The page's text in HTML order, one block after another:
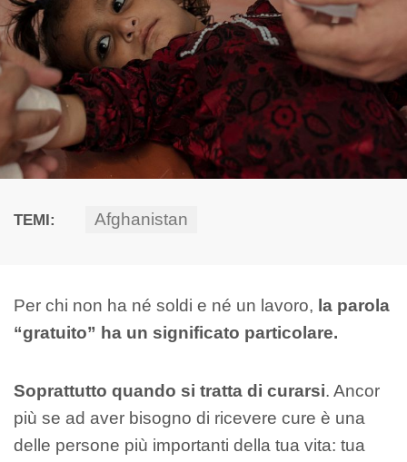
TEMI: Afghanistan
Per chi non ha né soldi e né un lavoro, la parola
“gratuito” ha un significato particolare.
Soprattutto quando si tratta di curarsi. Ancor
più se ad aver bisogno di ricevere cure è una
delle persone più importanti della tua vita: tua